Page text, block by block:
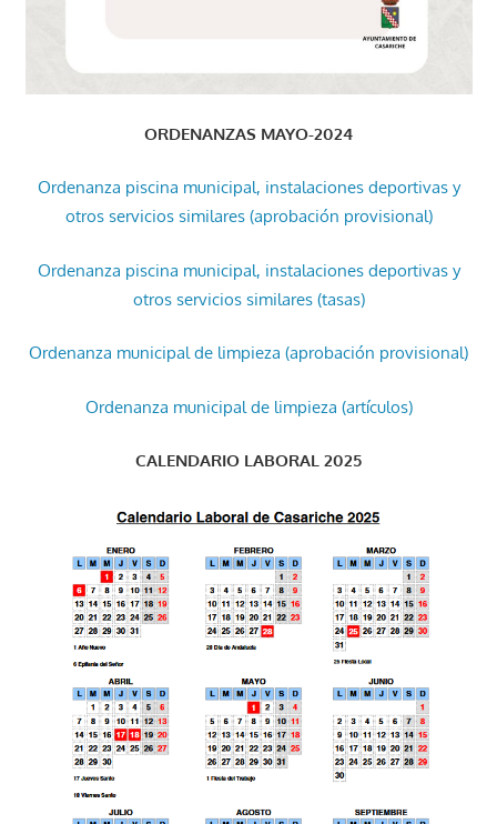
ORDENANZAS MAYO-2024
Ordenanza piscina municipal, instalaciones deportivas y
otros servicios similares (aprobación provisional)
Ordenanza piscina municipal, instalaciones deportivas y
otros servicios similares (tasas)
Ordenanza municipal de limpieza (aprobación provisional)
Ordenanza municipal de limpieza (artículos)
CALENDARIO LABORAL 2025